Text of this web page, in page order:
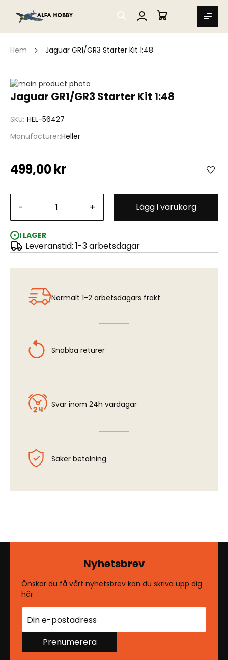
SEARCH
MIN VARUKORG
Hem Jaguar GR1/GR3 Starter Kit 1:48
Jaguar GR1/GR3 Starter Kit 1:48
SKU HEL-56427
ManufacturerHeller
499,00 kr
- + Lägg i varukorg
I LAGER
Leveranstid: 1-3 arbetsdagar
Hoppa
till
slutet
bildgalleriet
Jaguar GR1/GR3 Starter Kit 1:48
Hoppa
av
bildgalleriet
Normalt 1-2 arbetsdagars frakt
Snabba returer
Svar inom 24h vardagar
Säker betalning
Nyhetsbrev
Önskar du få vårt nyhetsbrev kan du skriva upp dig
här
Prenumerera